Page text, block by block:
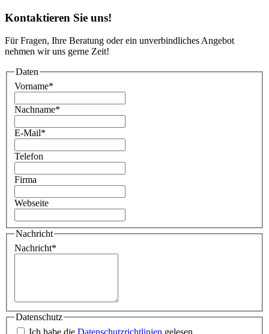
Kontaktieren Sie uns!
Für Fragen, Ihre Beratung oder ein unverbindliches Angebot
nehmen wir uns gerne Zeit!
Daten
Vorname*
Nachname*
E-Mail*
Telefon
Firma
Webseite
Nachricht
Nachricht*
Datenschutz